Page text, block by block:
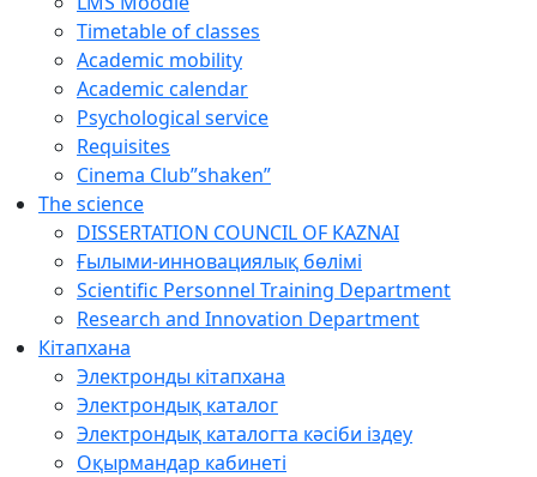
Timetable of classes
Academic mobility
Academic calendar
Psychological service
Requisites
Cinema Club”shaken”
The science
DISSERTATION COUNCIL OF KAZNAI
Ғылыми-инновациялық бөлімі
Scientific Personnel Training Department
Research and Innovation Department
Кітапхана
Электронды кітапхана
Электрондық каталог
Электрондық каталогта кәсіби іздеу
Оқырмандар кабинеті